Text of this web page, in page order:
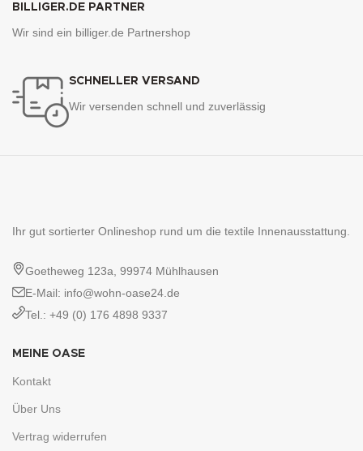
BILLIGER.DE PARTNER
Wir sind ein billiger.de Partnershop
SCHNELLER VERSAND
Wir versenden schnell und zuverlässig
Ihr gut sortierter Onlineshop rund um die textile Innenausstattung.
Goetheweg 123a, 99974 Mühlhausen
E-Mail: info@wohn-oase24.de
Tel.: +49 (0) 176 4898 9337
MEINE OASE
Kontakt
Über Uns
Vertrag widerrufen